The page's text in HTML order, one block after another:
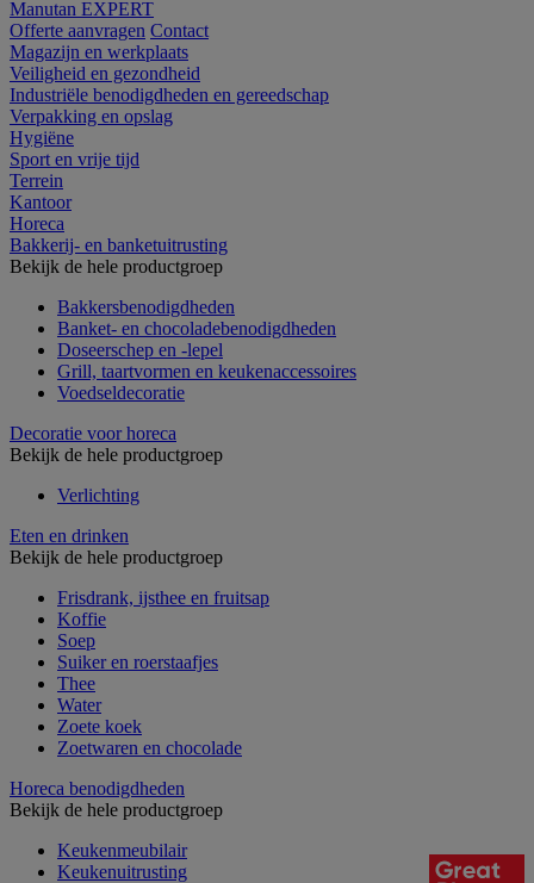
Manutan EXPERT
Offerte aanvragen Contact
Magazijn en werkplaats
Veiligheid en gezondheid
Industriële benodigdheden en gereedschap
Verpakking en opslag
Hygiëne
Sport en vrije tijd
Terrein
Kantoor
Horeca
Bakkerij- en banketuitrusting
Bekijk de hele productgroep
Bakkersbenodigdheden
Banket- en chocoladebenodigdheden
Doseerschep en -lepel
Grill, taartvormen en keukenaccessoires
Voedseldecoratie
Decoratie voor horeca
Bekijk de hele productgroep
Verlichting
Eten en drinken
Bekijk de hele productgroep
Frisdrank, ijsthee en fruitsap
Koffie
Soep
Suiker en roerstaafjes
Thee
Water
Zoete koek
Zoetwaren en chocolade
Horeca benodigdheden
Bekijk de hele productgroep
Keukenmeubilair
Keukenuitrusting